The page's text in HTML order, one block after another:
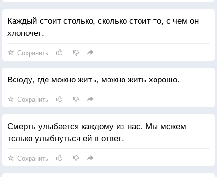
Каждый стоит столько, сколько стоит то, о чем он
хлопочет.
Сохранить
Всюду, где можно жить, можно жить хорошо.
Сохранить
Смерть улыбается каждому из нас. Мы можем
только улыбнуться ей в ответ.
Сохранить